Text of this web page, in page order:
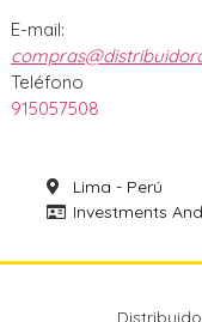
E-mail:
Teléfono
915057508
Lima - Perú
Investments